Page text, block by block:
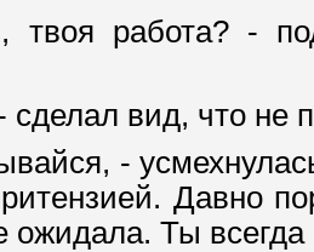
работа? -
вид, что не
-
Давно
ожидала. Ты